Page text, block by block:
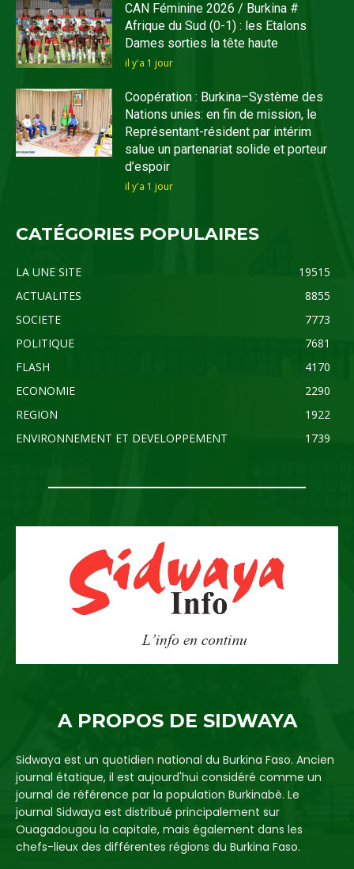
CAN Féminine 2026 / Burkina #
Afrique du Sud (0-1) : les Etalons
Dames sorties la tête haute
il y'a 1 jour
Coopération : Burkina–Système des
Nations unies: en fin de mission, le
Représentant-résident par intérim
salue un partenariat solide et porteur
d’espoir
il y'a 1 jour
CATÉGORIES POPULAIRES
LA UNE SITE
19515
ACTUALITES
8855
SOCIETE
7773
POLITIQUE
7681
FLASH
4170
ECONOMIE
2290
REGION
1922
ENVIRONNEMENT ET DEVELOPPEMENT
1739
A PROPOS DE SIDWAYA
Sidwaya est un quotidien national du Burkina Faso. Ancien
journal étatique, il est aujourd'hui considéré comme un
journal de référence par la population Burkinabè. Le
journal Sidwaya est distribué principalement sur
Ouagadougou la capitale, mais également dans les
chefs-lieux des différentes régions du Burkina Faso.